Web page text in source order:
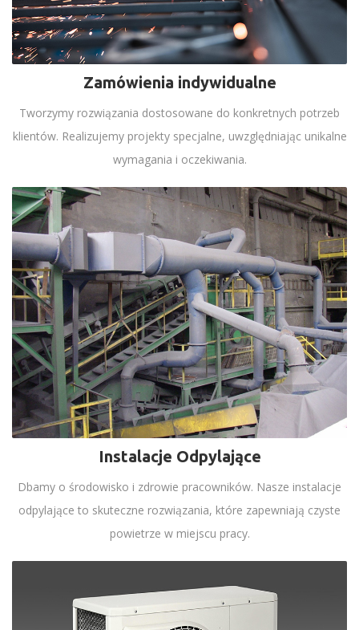
Zamówienia indywidualne
Tworzymy rozwiązania dostosowane do konkretnych potrzeb
klientów. Realizujemy projekty specjalne, uwzględniając unikalne
wymagania i oczekiwania.
Instalacje Odpylające
Dbamy o środowisko i zdrowie pracowników. Nasze instalacje
odpylające to skuteczne rozwiązania, które zapewniają czyste
powietrze w miejscu pracy.